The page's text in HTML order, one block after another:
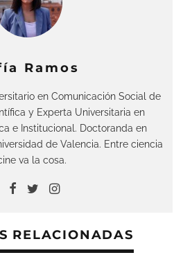
Ramos
en Comunicación Social de
y Experta Universitaria en
e Institucional. Doctoranda en
de Valencia. Entre ciencia
va la cosa.
RELACIONADAS